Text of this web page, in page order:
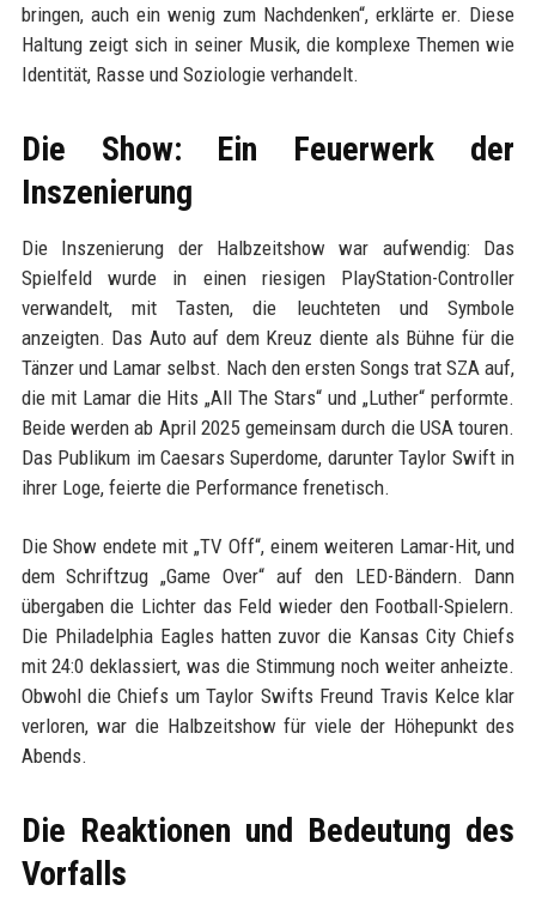
bringen, auch ein wenig zum Nachdenken“, erklärte er. Diese
Haltung zeigt sich in seiner Musik, die komplexe Themen wie
Identität, Rasse und Soziologie verhandelt.
Die Show: Ein Feuerwerk der
Inszenierung
Die Inszenierung der Halbzeitshow war aufwendig: Das
Spielfeld wurde in einen riesigen PlayStation-Controller
verwandelt, mit Tasten, die leuchteten und Symbole
anzeigten. Das Auto auf dem Kreuz diente als Bühne für die
Tänzer und Lamar selbst. Nach den ersten Songs trat SZA auf,
die mit Lamar die Hits „All The Stars“ und „Luther“ performte.
Beide werden ab April 2025 gemeinsam durch die USA touren.
Das Publikum im Caesars Superdome, darunter Taylor Swift in
ihrer Loge, feierte die Performance frenetisch.
Die Show endete mit „TV Off“, einem weiteren Lamar-Hit, und
dem Schriftzug „Game Over“ auf den LED-Bändern. Dann
übergaben die Lichter das Feld wieder den Football-Spielern.
Die Philadelphia Eagles hatten zuvor die Kansas City Chiefs
mit 24:0 deklassiert, was die Stimmung noch weiter anheizte.
Obwohl die Chiefs um Taylor Swifts Freund Travis Kelce klar
verloren, war die Halbzeitshow für viele der Höhepunkt des
Abends.
Die Reaktionen und Bedeutung des
Vorfalls